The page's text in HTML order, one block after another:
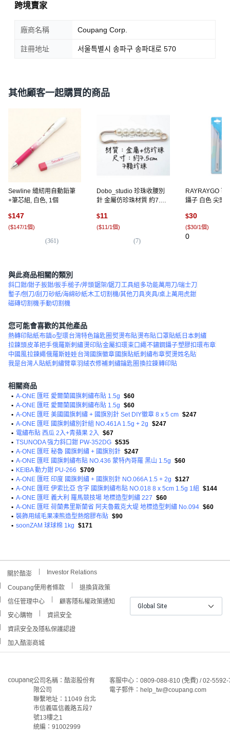
跨境賣家
廠商名稱 Coupang Corp.
註冊地址 서울특별시 송파구 송파대로 570
其他顧客一起購買的商品
Sewline 縫紉用自動鉛筆
+筆芯組, 白色, 1個
$147
($147/1個)
(361)
Dobo_studio 珍珠收腰別
針 金屬仿珍珠材質 約7.5
光腰圍調整扣, 1個, 7顆珍
珠別針, 珍珠色
$11
($11/1個)
(7)
RAYRAYGO 可
鑷子 白色 尖頭
DIY工具 縫紉工
1個, 鋼製鑷子
$30
($30/1個)
0
與此商品相關的類別
斜口鉗/鉗子扳鉗/扳手槌子/斧頭鋸架/鋸刀 工具組 多功能萬用刀/瑞士刀
鏨子/刨刀/刮刀砂紙/海綿砂紙木工切割機/其他刀具夾具/桌上萬用虎鉗
磁磚切割機手動切割機
您可能會喜歡的其他產品
熱轉印貼紙布鎮o型環台灣特色鑰匙圈 熨燙布貼燙布貼 口罩貼紙 日本刺繡
拉鍊頭皮革把手俄羅斯刺繡燙印貼金屬扣環束口繩不鏽鋼鑷子塑膠扣環布章
中國風拉鍊繩俄羅斯娃娃台灣國旗徽章國旗貼紙刺繡布章熨燙姓名貼
我是台灣人貼紙刺繡臂章羽絨衣修補刺繡鑰匙圈 換拉鍊轉印貼
相關商品
• A-ONE 匯旺 愛爾蘭國旗刺繡布貼 1.5g $60
• A-ONE 匯旺 愛爾蘭國旗刺繡布貼 1.5g $60
• A-ONE 匯旺 美國國旗刺繡 + 國旗別針 Set DIY徽章 8 x 5 cm $247
• A-ONE 匯旺 國旗刺繡別針組 NO.461A 1.5g + 2g $247
• 電繡布貼 西瓜 2入+青蘋果 2入
$67
• TSUNODA 強力斜口鉗 PW-352DG $535
• A-ONE 匯旺 秘魯 國旗刺繡 + 國旗別針 $247
• A-ONE 匯旺 國旗刺繡布貼 NO.436 蒙特內哥羅 黑山 1.5g $60
• KEIBA 動力鉗 PU-266 $709
• A-ONE 匯旺 印度 國旗刺繡 + 國旗別針 NO.066A 1.5 + 2g $127
• A-ONE 匯旺 伊索比亞 含字 國旗刺繡布貼 NO.018 8 x 5cm 1.5g 1組
$144
• A-ONE 匯旺 義大利 羅馬競技場 地標造型刺繡 227 $60
• A-ONE 匯旺 荷蘭弗里斯蘭省 阿夫魯戴克大堤 地標造型刺繡 No.094 $60
• 裝飾用絨毛果凍熊造型熱熔膠布貼 $90
• soonZAM 球球棉 1kg $171
關於酷澎 Investor Relations
Coupang使用者條款
退換貨政策
信任管理中心
顧客隱私權政策通知
安心購物
資訊安全
資訊安全及隱私保護認證
加入酷澎商城
Global Site
公司名稱：酷澎股份有
限公司
聯繫地址：11049 台北
市信義區信義路五段7
號13樓之1
統編：91002999
客服中心：0809-088-810 (免費) / 02-
電子郵件：help_tw@coupang.com